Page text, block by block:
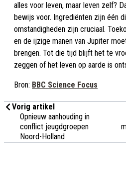
alles voor leven, maar leven zelf?
bewijs voor. Ingrediënten zijn één
omstandigheden zijn cruciaal.
en de ijzige manen van Jupiter
brengen. Tot die tijd blijft het te
zeggen of het leven op aarde is
Bron: BBC Science Focus
Vorig artikel
Opnieuw aanhouding in
conflict jeugdgroepen
Noord-Holland